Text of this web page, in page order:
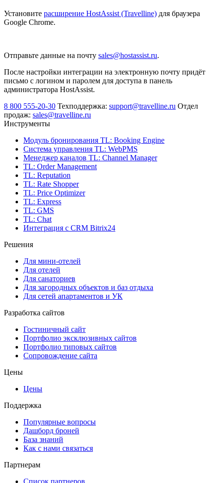
Установите расширение HostAssist (Travelline) для браузера
Google Chrome.
Отправьте данные на почту sales@hostassist.ru.
После настройки интеграции на электронную почту придёт
письмо с логином и паролем для доступа в панель
администратора HostAssist.
8 800 555-20-30 Техподдержка: support@travelline.ru Отдел
продаж: sales@travelline.ru
Инструменты
Модуль бронирования TL: Booking Engine
Система управления TL: WebPMS
Менеджер каналов TL: Channel Manager
TL: Order Management
TL: Reputation
TL: Rate Shopper
TL: Price Optimizer
TL: Express
TL: GMS
TL: Chat
Интеграция с CRM Bitrix24
Решения
Для мини-отелей
Для отелей
Для санаториев
Для загородных объектов и баз отдыха
Для сетей апартаментов и УК
Разработка сайтов
Гостиничный сайт
Портфолио эксклюзивных сайтов
Портфолио типовых сайтов
Сопровождение сайта
Цены
Цены
Поддержка
Популярные вопросы
Дашборд броней
База знаний
Как с нами связаться
Партнерам
Список партнеров